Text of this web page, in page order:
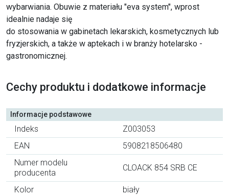
wybarwiania. Obuwie z materiału "eva system", wprost
idealnie nadaje się
do stosowania w gabinetach lekarskich, kosmetycznych lub
fryzjerskich, a także w aptekach i w branży hotelarsko -
gastronomicznej.
Cechy produktu i dodatkowe informacje
Informacje podstawowe
Indeks
Z003053
EAN
5908218506480
Numer modelu
producenta
CLOACK 854 SRB CE
Kolor
biały